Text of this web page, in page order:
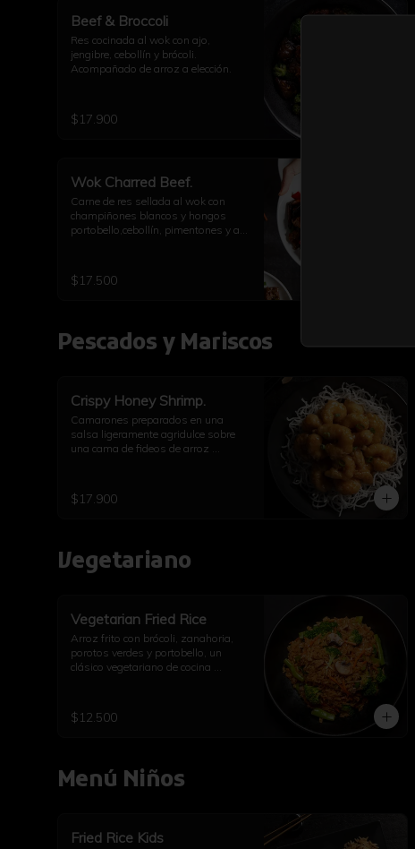
Beef & Broccoli
Res cocinada al wok con ajo,
jengibre, cebollín y brócoli.
Acompañado de arroz a elección.
$17.900
Wok Charred Beef.
Carne de res sellada al wok con
champiñones blancos y hongos
portobello,cebollín, pimentones y ají.
$17.500
Pescados y Mariscos
Crispy Honey Shrimp.
Camarones preparados en una
salsa ligeramente agridulce sobre
una cama de fideos de arroz
$17.900
Vegetariano
Vegetarian Fried Rice
Arroz frito con brócoli, zanahoria,
porotos verdes y portobello, un
clásico vegetariano de cocina
$12.500
Menú Niños
Fried Rice Kids